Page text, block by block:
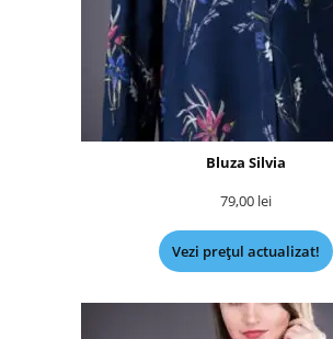
Bluza Silvia
79,00 lei
Vezi prețul actualizat!